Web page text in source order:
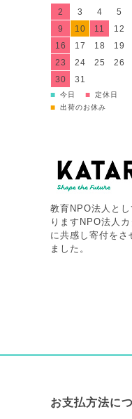
2
3 4 5
9
10 11 12
16
17 18 19
23
24 25 26
30
31
■ 今日 ■ 定休日
■ 出荷のお休み
教育NPO法人と
りますNPO法人
に共感し寄付をさ
ました。
お支払方法に